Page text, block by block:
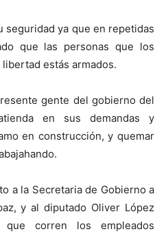
seguridad ya que en repetidas
que las personas que los
estás armados.
gente del gobierno del
en sus demandas y
en construcción, y quemar
a la Secretaria de Gobierno a
y al diputado Oliver López
corren los empleados